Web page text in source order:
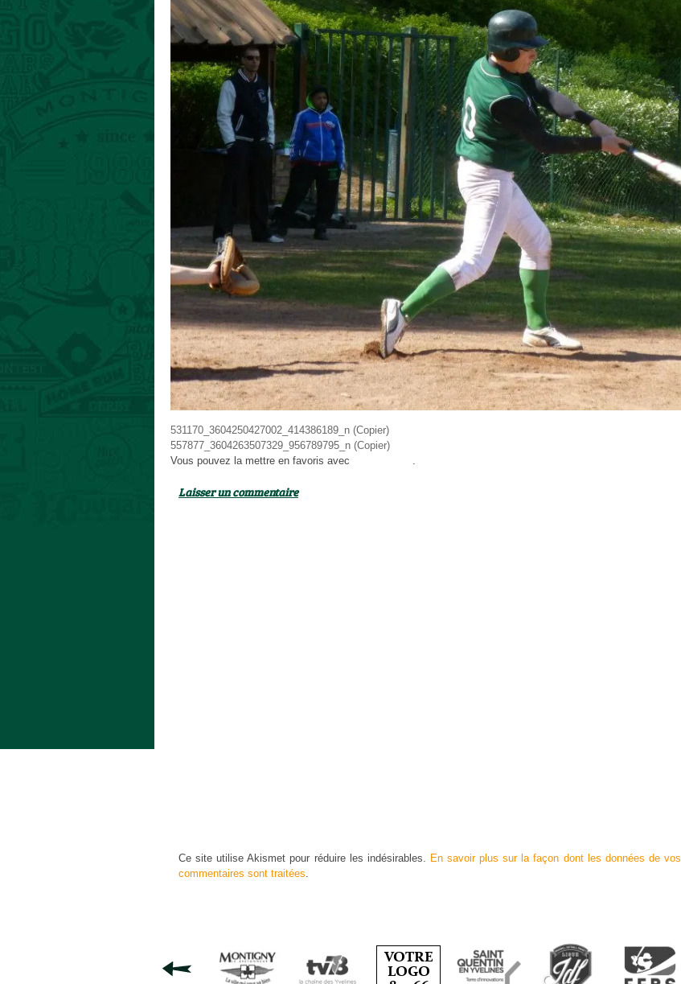
531170_3604250427002_414386189_n (Copier)
557877_3604263507329_956789795_n (Copier)
Vous pouvez la mettre en favoris avec
.
Laisser un commentaire
Ce site utilise Akismet pour réduire les indésirables. En savoir plus sur la façon dont les données de vos
commentaires sont traitées.